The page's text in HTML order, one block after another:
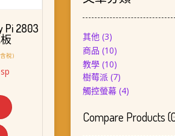
Pi 2803
658。
稅)
其他(3)
商品 (10)
教學(10)
樹莓派(7)
觸控螢幕(4)
Compare Products(